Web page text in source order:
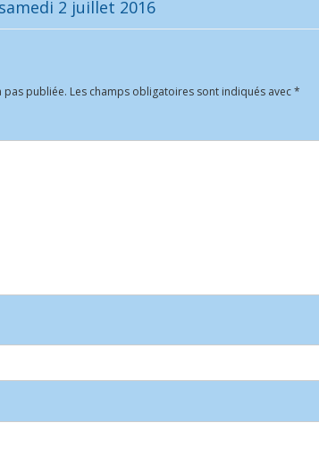
2 juillet 2016
pas publiée. Les champs obligatoires sont indiqués avec*